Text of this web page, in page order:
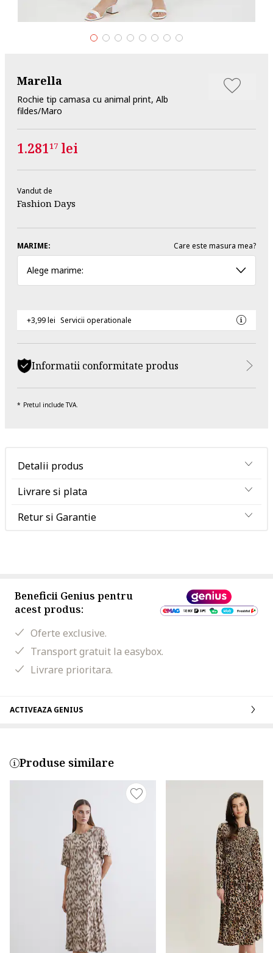
Marella
Rochie tip camasa cu animal print, Alb
fildes/Maro
1.28117 lei
Vandut de
Fashion Days
MARIME: Care este masura mea?
Alege marime:
+3,99 lei Servicii operationale
Informatii conformitate produs
Pretul include TVA.
Detalii produs
Livrare si plata
Retur si Garantie
Beneficii Genius pentru
acest produs:
Oferte exclusive.
Transport gratuit la easybox.
Livrare prioritara.
ACTIVEAZA GENIUS
Produse similare